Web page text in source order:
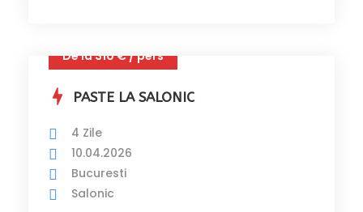
De la 310 € / pers
PASTE LA SALONIC
4 Zile
10.04.2026
Bucuresti
Salonic